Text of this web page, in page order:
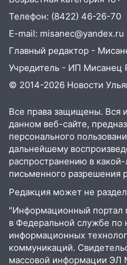
временно
10:14 В Ульяновске
коррупционной
отправили в
09:52 Ночью
областью
09:41 Диана
Бога в СИЗО
09:35 В
будут судить за
млн рублей
08:22 Подросток
велосипедистку:
07:20 Жара
Телефон: (8422) 46-26-70
E-mail: misanec@yandex.ru
Главный редактор -
Учредитель - ИП Мисанец
© 2014-2026 Новости
Все права защищены. Вся
данном веб-сайте,
персонального
дальнейшему
распространению в
письменного разрешения
Редакция может не
"Информационный портал
в Федеральной службе по
информационных
коммуникаций.
массовой информации